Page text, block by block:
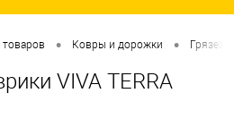
товаров • Ковры и дорожки •
VIVA TERRA